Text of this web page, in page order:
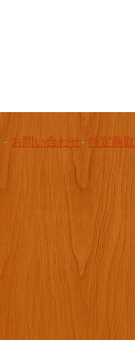
- お問い合わせ- 特定商